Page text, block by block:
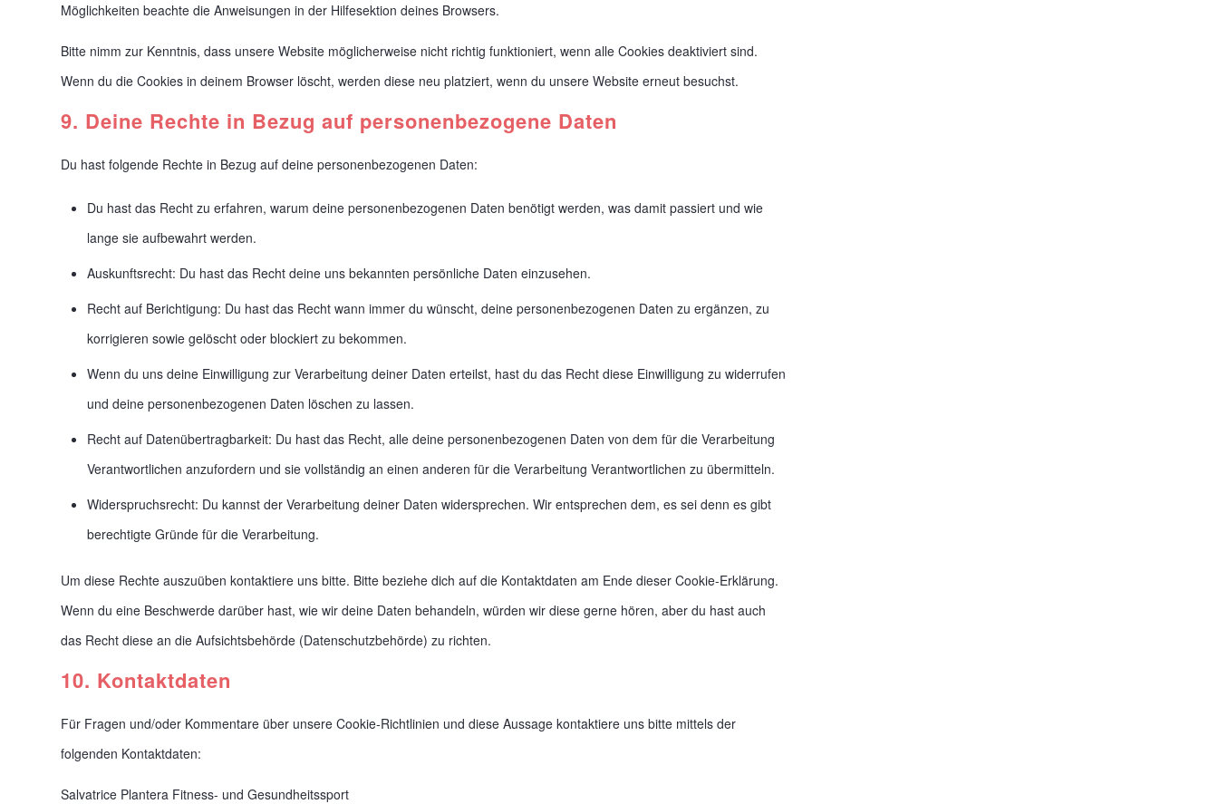
Möglichkeiten beachte die Anweisungen in der Hilfesektion deines Browsers.
Bitte nimm zur Kenntnis, dass unsere Website möglicherweise nicht richtig funktioniert, wenn alle Cookies deaktiviert sind.
Wenn du die Cookies in deinem Browser löscht, werden diese neu platziert, wenn du unsere Website erneut besuchst.
9. Deine Rechte in Bezug auf personenbezogene Daten
Du hast folgende Rechte in Bezug auf deine personenbezogenen Daten:
Du hast das Recht zu erfahren, warum deine personenbezogenen Daten benötigt werden, was damit passiert und wie
lange sie aufbewahrt werden.
Auskunftsrecht: Du hast das Recht deine uns bekannten persönliche Daten einzusehen.
Recht auf Berichtigung: Du hast das Recht wann immer du wünscht, deine personenbezogenen Daten zu ergänzen, zu
korrigieren sowie gelöscht oder blockiert zu bekommen.
Wenn du uns deine Einwilligung zur Verarbeitung deiner Daten erteilst, hast du das Recht diese Einwilligung zu widerrufen
und deine personenbezogenen Daten löschen zu lassen.
Recht auf Datenübertragbarkeit: Du hast das Recht, alle deine personenbezogenen Daten von dem für die Verarbeitung
Verantwortlichen anzufordern und sie vollständig an einen anderen für die Verarbeitung Verantwortlichen zu übermitteln.
Widerspruchsrecht: Du kannst der Verarbeitung deiner Daten widersprechen. Wir entsprechen dem, es sei denn es gibt
berechtigte Gründe für die Verarbeitung.
Um diese Rechte auszuüben kontaktiere uns bitte. Bitte beziehe dich auf die Kontaktdaten am Ende dieser Cookie-Erklärung.
Wenn du eine Beschwerde darüber hast, wie wir deine Daten behandeln, würden wir diese gerne hören, aber du hast auch
das Recht diese an die Aufsichtsbehörde (Datenschutzbehörde) zu richten.
10. Kontaktdaten
Für Fragen und/oder Kommentare über unsere Cookie-Richtlinien und diese Aussage kontaktiere uns bitte mittels der
folgenden Kontaktdaten:
Salvatrice Plantera Fitness- und Gesundheitssport